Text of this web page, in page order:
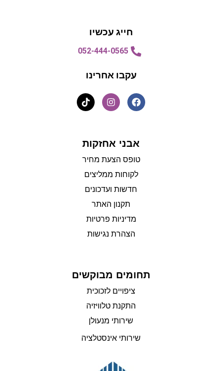
חייג עכשיו
052-444-0565
עקבו אחרינו
אבני אחזקות
טופס הצעת מחיר
לקוחות ממליצים
חדשות ועדכונים
תקנון האתר
מדיניות פרטיות
הצהרת נגישות
תחומים מבוקשים
ציפויים לזכוכית
התקנת טלוויזיה
שירותי מנעולן
שירותי אינסטלציה